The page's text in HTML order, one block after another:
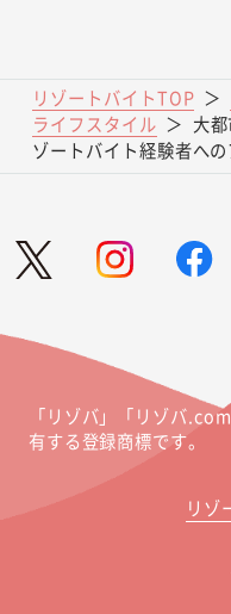
リゾートバイトTOP ＞
ライフスタイル ＞ 大
ゾートバイト経験者へ
「リゾバ」「リゾバ
有する登録商標です。
リゾ